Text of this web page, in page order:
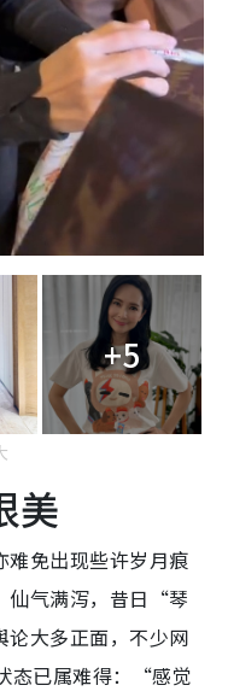
+5
美
难免出现些许岁月痕
仙气满泻，昔日“琴
大多正面，不少网
态已属难得：“感觉